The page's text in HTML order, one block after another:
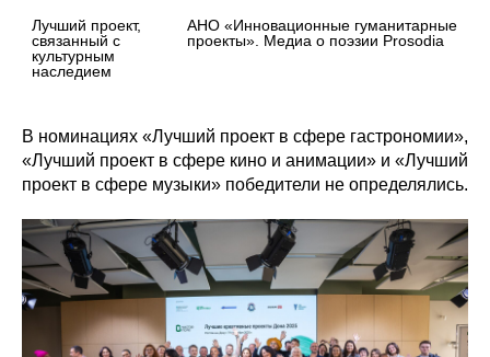
Лучший проект,
связанный с
культурным
наследием
АНО «Инновационные гуманитарные
проекты». Медиа о поэзии Prosodia
В номинациях «Лучший проект в сфере гастрономии»,
«Лучший проект в сфере кино и анимации» и «Лучший
проект в сфере музыки» победители не определялись.